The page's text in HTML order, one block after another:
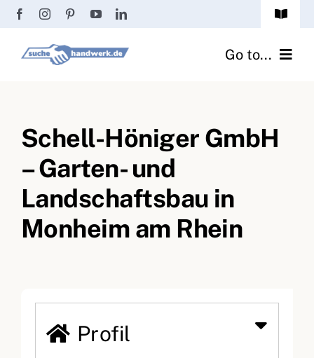
Zum
springen
Toggle
Passwort vergessen? Go to...
Fliesenrechner
Handwerker Ratgeber
Wir über uns
Schell-Höniger GmbH
– Garten- und
Landschaftsbau in
Monheim am Rhein
Profil